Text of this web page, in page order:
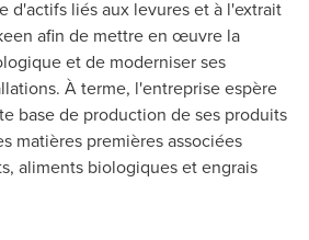
d'actifs liés aux levures et à l'extrait
afin de mettre en œuvre la
et de moderniser ses
À terme, l'entreprise espère
base de production de ses produits
matières premières associées
aliments biologiques et engrais